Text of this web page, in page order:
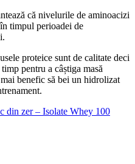
că nivelurile de aminoacizi
timpul perioadei de
proteice sunt de calitate deci
pentru a câștiga masă
benefic să bei un hidrolizat
din zer – Isolate Whey 100